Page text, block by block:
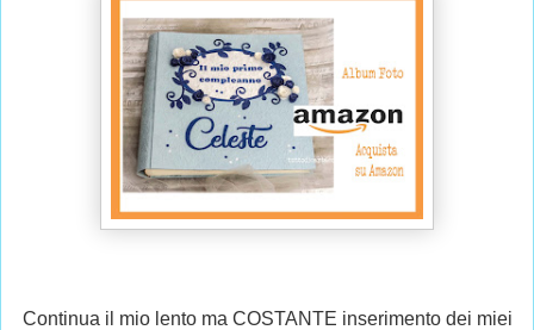
Continua il mio lento ma COSTANTE inserimento dei miei